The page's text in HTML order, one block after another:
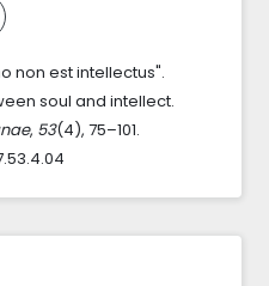
non est intellectus".
soul and intellect.
, 53(4), 75–101.